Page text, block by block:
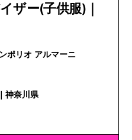
ザー(子供服)｜
ARMANI | エンポリオ アルマーニ
神奈川県